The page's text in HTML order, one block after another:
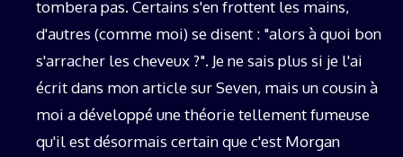
tombera pas. Certains s'en frottent les mains,
d'autres (comme moi) se disent : "alors à quoi bon
s'arracher les cheveux ?". Je ne sais plus si je l'ai
écrit dans mon article sur Seven, mais un cousin à
moi a développé une théorie tellement fumeuse
qu'il est désormais certain que c'est Morgan